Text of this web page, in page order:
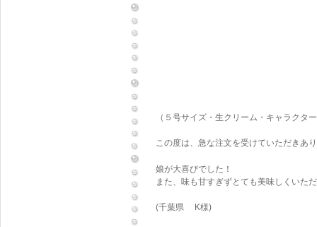
（５号サイズ・生クリーム・キャラクタ
この度は、急な注文を受けていただきあ
娘が大喜びでした！
また、味も甘すぎずとても美味しくいた
(千葉県 K様)